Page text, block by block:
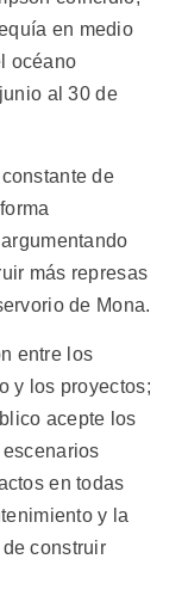
en medio
océano
al 30 de
de
más represas
de Mona.
entre los
y los proyectos;
acepte los
en todas
y la
construir